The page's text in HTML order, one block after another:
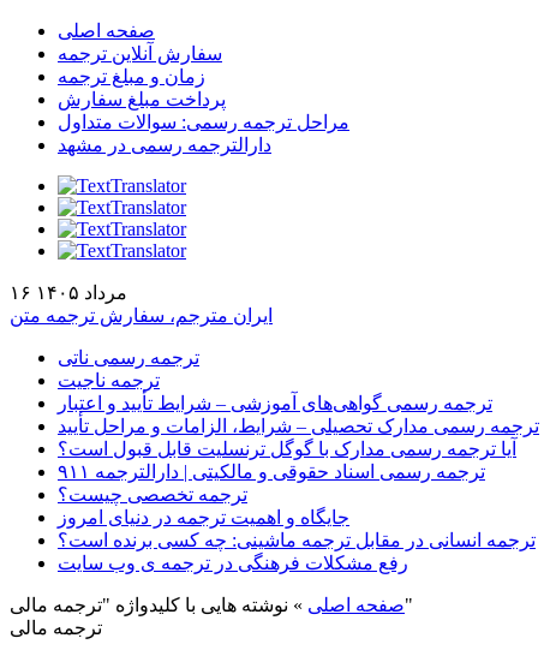
صفحه اصلی
سفارش آنلاین ترجمه
زمان و مبلغ ترجمه
پرداخت مبلغ سفارش
مراحل ترجمه رسمی: سوالات متداول
دارالترجمه رسمی در مشهد
۱۶ مرداد ۱۴۰۵
ایران مترجم، سفارش ترجمه متن
ترجمه رسمی ناتی
ترجمه ناجیت
ترجمه رسمی گواهی‌های آموزشی – شرایط تأیید و اعتبار
ترجمه رسمی مدارک تحصیلی – شرایط، الزامات و مراحل تأیید
آیا ترجمه رسمی مدارک با گوگل ترنسلیت قابل قبول است؟
ترجمه رسمی اسناد حقوقی و مالکیتی | دارالترجمه ۹۱۱
ترجمه تخصصی چیست؟
جایگاه و اهمیت ترجمه در دنیای امروز
ترجمه انسانی در مقابل ترجمه ماشینی: چه کسی برنده است؟
رفع مشکلات فرهنگی در ترجمه ی وب سایت
صفحه اصلی »
نوشته هایی با کلیدواژه "ترجمه مالی"
ترجمه مالی